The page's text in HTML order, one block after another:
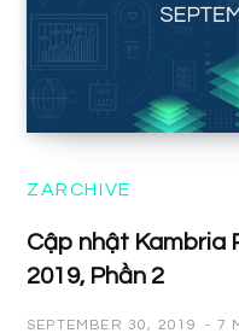
ZARCHIVE
Cập nhật Kambria
2019, Phần 2
SEPTEMBER 30, 2019 7